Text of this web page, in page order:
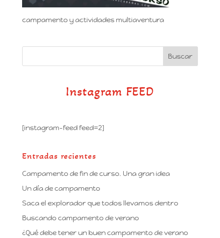
campamento y actividades multiaventura
Instagram FEED
[instagram-feed feed=2]
Entradas recientes
Campamento de fin de curso. Una gran idea
Un día de campamento
Saca el explorador que todos llevamos dentro
Buscando campamento de verano
¿Qué debe tener un buen campamento de verano